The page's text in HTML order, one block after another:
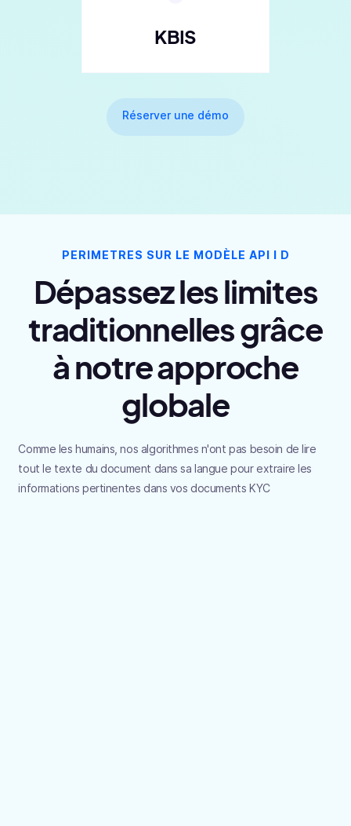
KBIS
Réserver une démo
PERIMETRES SUR LE MODÈLE API I D
Dépassez les limites
traditionnelles grâce
à notre approche
globale
Comme les humains, nos algorithmes n'ont pas besoin de lire
tout le texte du document dans sa langue pour extraire les
informations pertinentes dans vos documents KYC